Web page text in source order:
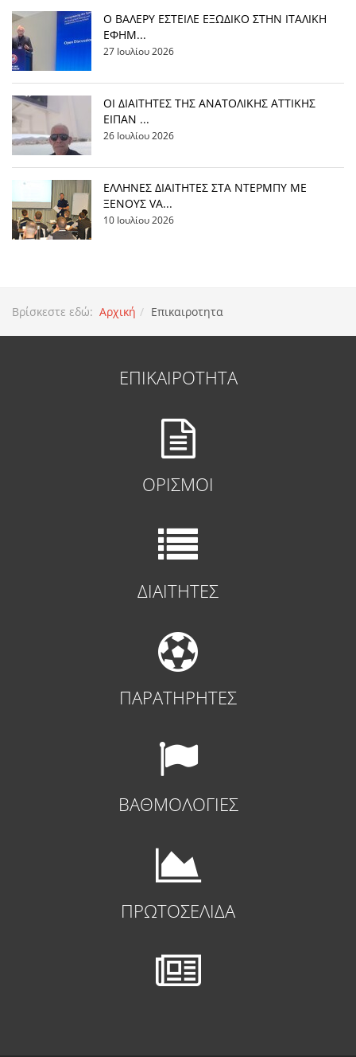
Ο ΒΑΛΕΡΥ ΕΣΤΕΙΛΕ ΕΞΩΔΙΚΟ ΣΤΗΝ ΙΤΑΛΙΚΗ
ΕΦΗΜ...
27 Ιουλίου 2026
ΟΙ ΔΙΑΙΤΗΤΕΣ ΤΗΣ ΑΝΑΤΟΛΙΚΗΣ ΑΤΤΙΚΗΣ
ΕΙΠΑΝ ...
26 Ιουλίου 2026
EΛΛΗΝΕΣ ΔΙΑΙΤΗΤΕΣ ΣΤΑ ΝΤΕΡΜΠΥ ΜΕ
ΞΕΝΟΥΣ VA...
10 Ιουλίου 2026
Βρίσκεστε εδώ: Αρχική Επικαιροτητα
ΕΠΙΚΑΙΡΟΤΗΤΑ
ΟΡΙΣΜΟΙ
ΔΙΑΙΤΗΤΕΣ
ΠΑΡΑΤΗΡΗΤΕΣ
ΒΑΘΜΟΛΟΓΙΕΣ
ΠΡΩΤΟΣΕΛΙΔΑ